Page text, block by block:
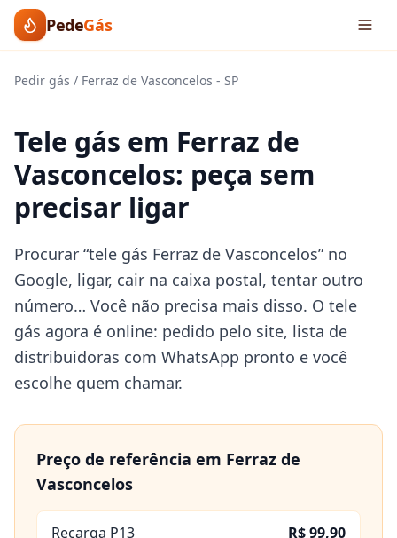
PedeGás
Pedir gás / Ferraz de Vasconcelos - SP
Tele gás em Ferraz de
Vasconcelos: peça sem
precisar ligar
Procurar “tele gás Ferraz de Vasconcelos” no
Google, ligar, cair na caixa postal, tentar outro
número… Você não precisa mais disso. O tele
gás agora é online: pedido pelo site, lista de
distribuidoras com WhatsApp pronto e você
escolhe quem chamar.
Preço de referência em Ferraz de
Vasconcelos
Recarga P13 R$ 99,90